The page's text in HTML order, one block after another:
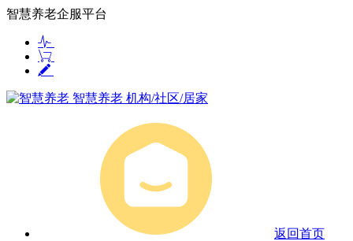
智慧养老企服平台
智慧养老 机构/社区/居家
返回首页